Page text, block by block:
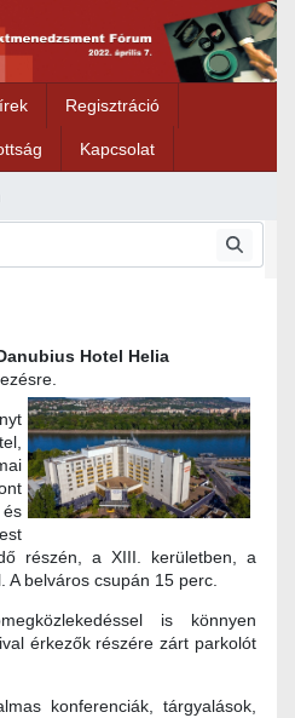
Regisztráció
Kapcsolat
Hotel Helia
részén, a XIII. kerületben, a
A belváros csupán 15 perc.
is könnyen
érkezők részére zárt parkolót
konferenciák, tárgyalások,